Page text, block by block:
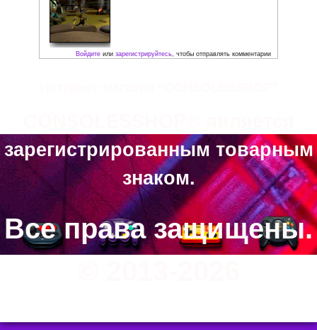
Скриншоты:
зарегистрированным товарным
знаком.
Все права защищены.